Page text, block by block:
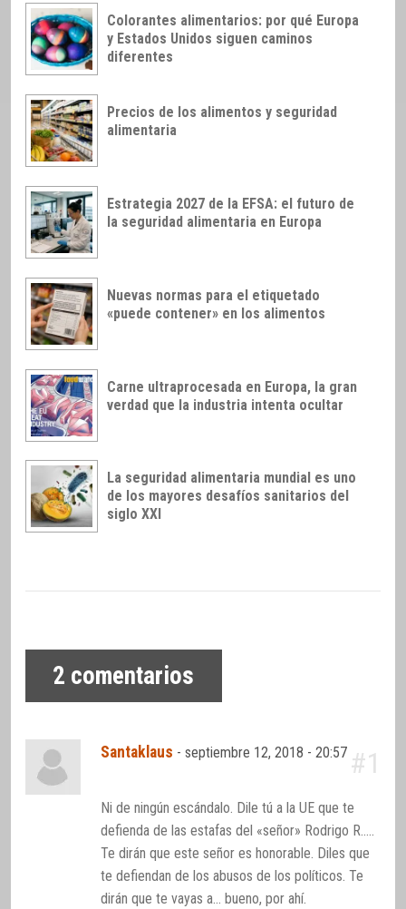
Colorantes alimentarios: por qué Europa
y Estados Unidos siguen caminos
diferentes
Precios de los alimentos y seguridad
alimentaria
Estrategia 2027 de la EFSA: el futuro de
la seguridad alimentaria en Europa
Nuevas normas para el etiquetado
«puede contener» en los alimentos
Carne ultraprocesada en Europa, la gran
verdad que la industria intenta ocultar
La seguridad alimentaria mundial es uno
de los mayores desafíos sanitarios del
siglo XXI
2 comentarios
Santaklaus -septiembre 12, 2018 - 20:57 #1
Ni de ningún escándalo. Dile tú a la UE que te
defienda de las estafas del «señor» Rodrigo R…..
Te dirán que este señor es honorable. Diles que
te defiendan de los abusos de los políticos. Te
dirán que te vayas a… bueno, por ahí.